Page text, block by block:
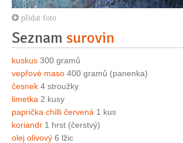
přidat foto
Seznam surovin
kuskus 300 gramů
vepřové maso 400 gramů (panenka)
česnek 4 stroužky
limetka 2 kusy
paprička chilli červená 1 kus
koriandr 1 hrst (čerstvý)
olej olivový 6 lžic